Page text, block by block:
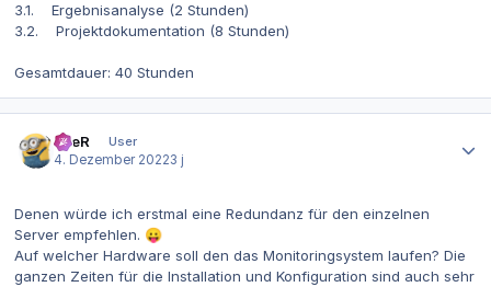
3.1. Ergebnisanalyse (2 Stunden)
3.2. Projektdokumentation (8 Stunden)
Gesamtdauer: 40 Stunden
eneR
User
4. Dezember 20223 j
Denen würde ich erstmal eine Redundanz für den einzelnen
Server empfehlen. 😛
Auf welcher Hardware soll den das Monitoringsystem laufen? Die
ganzen Zeiten für die Installation und Konfiguration sind auch sehr